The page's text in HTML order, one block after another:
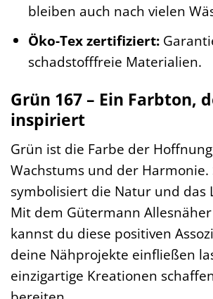
bleiben auch nach vielen
Öko-Tex zertifiziert:
schadstofffreie Materialien.
Grün 167 – Ein Farbton,
inspiriert
Grün ist die Farbe der
Wachstums und der Harmonie.
symbolisiert die Natur und das
Mit dem Gütermann
kannst du diese positiven
deine Nähprojekte einfließen
einzigartige Kreationen